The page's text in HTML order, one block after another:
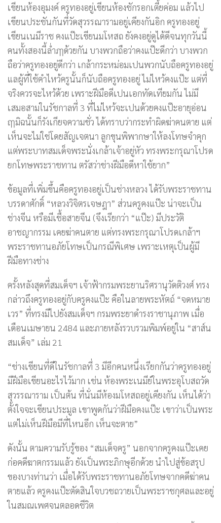
เขียนห้องอุมงค์ ครูทองอยู่เขียนห้องชักรอกเตี้ยค่อม แล้วไป
เขียนประชันกันที่วัดสุวรรณารามอยู่เคียงกันอิก ครูทองอยู่
เขียนเนมีราช คงแป๊ะเขียนมโหสถ ยังคงอยู่ดูได้ดีจนทุกวันนี้
คนทั้งสองนี้ล่ำฦๅด้วยกัน บางพวกถือว่าคงแป๊ะดีกว่า บางพวก
ถือว่าครูทองอยู่ดีกว่า เกล้ากระหม่อมเปนพวกนับถือครูทองอยู่
แลผู้ที่ใช้คำไหว้ครูนั้นก็นับถือครูทองอยู่ ไม่ไหว้คงแป๊ะ แต่ที่
จริงควรจะไหว้ด้วย เพราะฝีมือดีเปนเอกทัดเทียมกัน ไม่มี
เสมอสามในรัชกาลที่ 3 ที่ไม่ไหว้จะเปนด้วยคงแป๊ะอายุอ่อน
ฤๅมิฉนั้นก็รังเกียจความชั่ว ได้ทราบว่ากระทำผิดฆ่าคนตาย แต่
เห็นจะไม่ใช่โดยสัญเจตนา ลูกขุนพิพากษาให้ลงโทษจำคุก
แต่พระบาทสมเด็จพระนั่งเกล้าเจ้าอยู่หัว ทรงพระกรุณาโปรด
ยกโทษพระราชทาน ตรัสว่าช่างฝีมือดีหาใช้ยาก”
ข้อมูลที่เพิ่มขึ้นคือครูทองอยู่เป็นช่างหลวง ได้รับพระราชทาน
บรรดาศักดิ์ “หลวงวิจิตรเจษฎา” ส่วนครูคงแป๊ะ น่าจะเป็น
ช่างจีน หรือมีเชื้อสายจีน (จึงเรียกว่า “แป๊ะ) มีประวัติ
อาชญากรรม เคยฆ่าคนตาย แต่ทรงพระกรุณาโปรดเกล้าฯ
พระราชทานอภัยโทษเป็นกรณีพิเศษ เพราะเหตุเป็นผู้มี
ฝีมือทางช่าง
ครั้งหลังสุดที่สมเด็จฯ เจ้าฟ้ากรมพระยานริศรานุวัดติวงศ์ ทรง
กล่าวถึงครูทองอยู่กับครูคงแป๊ะ คือในลายพระหัตถ์ “จดหมาย
เวร” ที่ทรงมีไปยังสมเด็จฯ กรมพระยาดำรงราชานุภาพ เมื่อ
เดือนเมษายน 2484 และภายหลังรวบรวมพิมพ์อยู่ใน “สาส์น
สมเด็จ” เล่ม 21
“ช่างเขียนที่ดีในรัชกาลที่ 3 มีอีกคนหนึ่งเรียกกันว่าครูทองอยู่
มีฝีมือเขียนอะไรไว้มาก เช่น ห้องพระเนมีย์ในพระอุโบสถวัด
สุวรรณาราม เป็นต้น ที่นั่นมีห้องมโหสถอยู่เคียงกัน เห็นได้ว่า
ตั้งใจจะเขียนประมูล เขาพูดกันว่าฝีมือคงแป๊ะ เขาว่าเป็นพระ
แต่ไม่เห็นฝีมือมีที่ไหนอีก เห็นจะตาย”
ดังนั้น ตามความรับรู้ของ “สมเด็จครู” นอกจากครูคงแป๊ะเคย
ก่อคดีฆาตกรรมแล้ว ยังเป็นพระภิกษุอีกด้วย นำไปสู่ข้อสรุป
ของบางท่านว่า เมื่อได้รับพระราชทานอภัยโทษจากคดีฆ่าคน
ตายแล้ว ครูคงแป๊ะตัดสินใจบวชถวายเป็นพระราชกุศลและอยู่
ในสมณเพศจนตลอดชีวิต